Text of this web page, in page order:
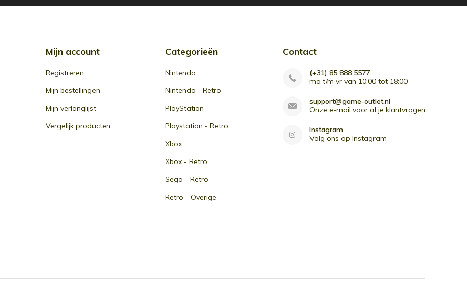
Mijn account
Registreren
Mijn bestellingen
Mijn verlanglijst
Vergelijk producten
Categorieën
Nintendo
Nintendo - Retro
PlayStation
Playstation - Retro
Xbox
Xbox - Retro
Sega - Retro
Retro - Overige
Contact
(+31) 85 888 5577
ma t/m vr van 10:00 tot 18:00
support@game-outlet.nl
Onze e-mail voor al je klantvragen
Instagram
Volg ons op Instagram